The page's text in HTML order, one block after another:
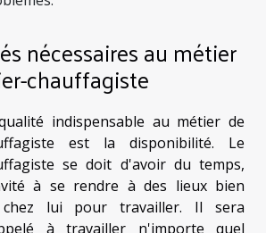
nécessaires au métier
chauffagiste
indispensable au métier de
est la disponibilité. Le
se doit d'avoir du temps,
à se rendre à des lieux bien
lui pour travailler. Il sera
à travailler n'importe quel